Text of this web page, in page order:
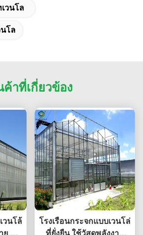
วนโล
นโล
ค้าที่เกี่ยวข้อง
วนโล้
ย มี
โรงเรือนกระจกแบบเวนโล่
ที่ยั่งยืน ใช้วัสดุพลังงาน